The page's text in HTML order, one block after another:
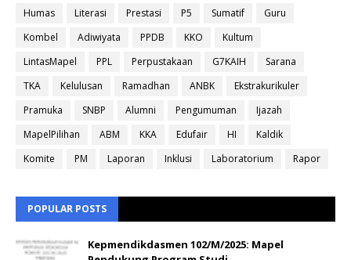
Humas
Literasi Prestasi P5 Sumatif
Guru
Kombel
Adiwiyata PPDB KKO
Kultum
LintasMapel
PPL Perpustakaan G7KAIH
Sarana
TKA
Kelulusan Ramadhan ANBK
Ekstrakurikuler
Pramuka
SNBP Alumni Pengumuman
Ijazah
MapelPilihan
ABM KKA Edufair HI
Kaldik
Komite
PM Laporan Inklusi Laboratorium Rapor
POPULAR POSTS
Kepmendikdasmen 102/M/2025: Mapel